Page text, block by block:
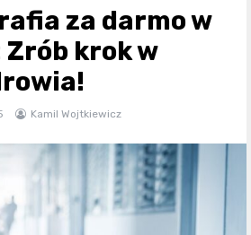
za darmo w
Zrób krok w
Kamil Wojtkiewicz